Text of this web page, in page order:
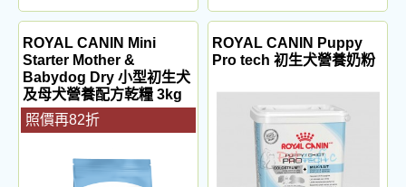
ROYAL CANIN Mini
Starter Mother &
Babydog Dry 小型初生犬
及母犬營養配方乾糧 3kg
照價再82折
ROYAL CANIN Puppy
Pro tech 初生犬營養奶粉